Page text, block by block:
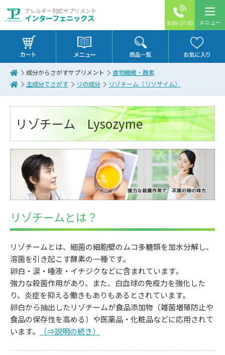
アレルギー対応サプリメント
インターフェニックス 9:00-17:00 メニュー
成分からさがすサプリメント
食物繊維・酵素
主成分でさがす
リの成分 リゾチーム（リソザイム）
リゾチーム Lysozyme
リゾチームとは？
リゾチームとは、細菌の細胞壁のムコ多糖類を加水分解し、
溶菌を引き起こす酵素の一種です。
卵白・涙・唾液・イチジクなどに含まれています。
強力な殺菌作用があり、また、白血球の免疫力を強化した
り、炎症を抑える働きもありもあるとされています。
卵白から抽出したリゾチームが食品添加物（雑菌増殖防止や
食品の保存性を高める）や医薬品・化粧品などに応用されて
います。
（⇒説明の続き）